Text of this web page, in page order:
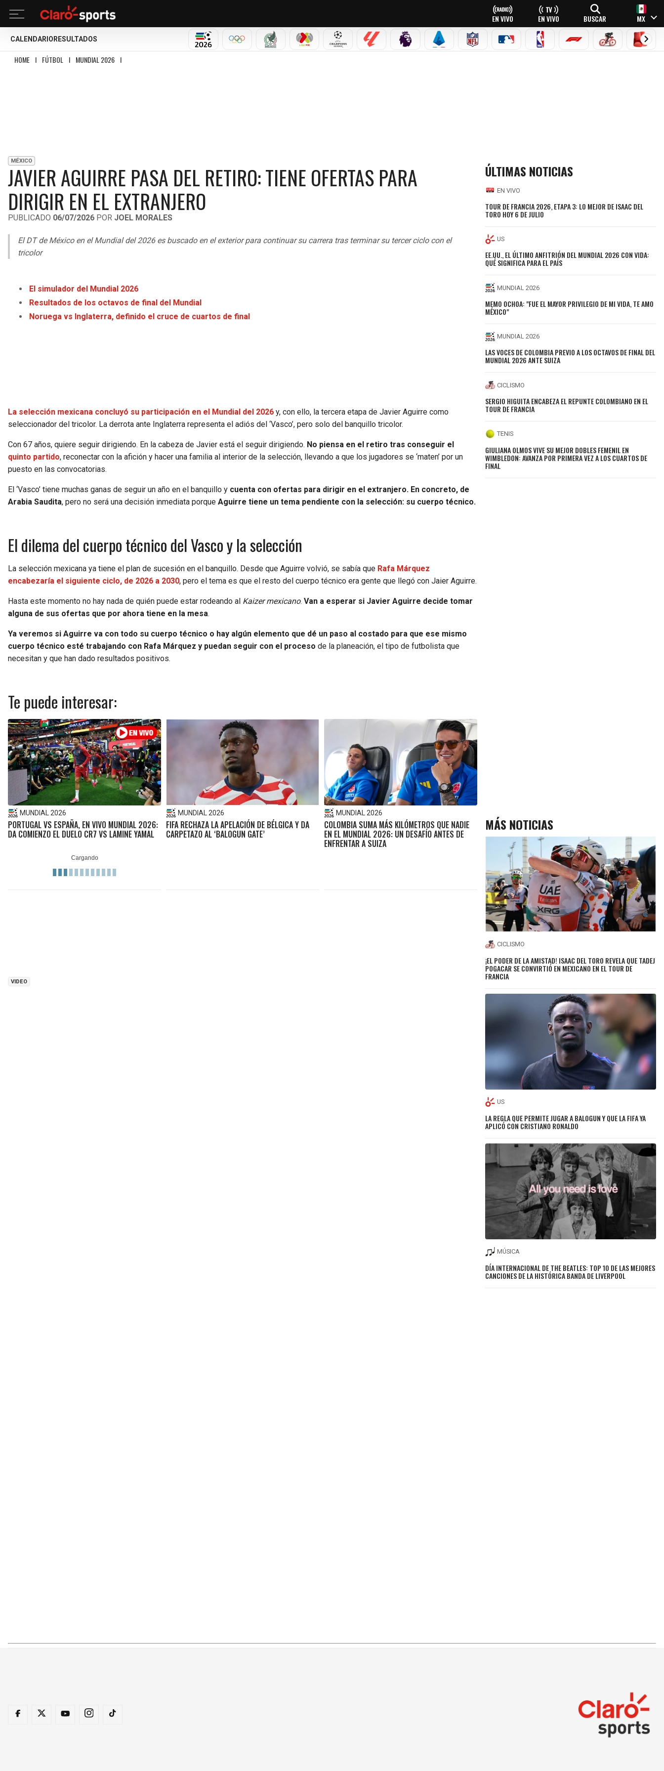
EN VIVO EN VIVO BUSCAR MX
CALENDARIO RESULTADOS
MUNDIAL 2026OLÍMPICOSSELECCIÓN MEXICANA
LIGA MX CHAMPIONS LEAGUE
LALIGA PREMIER LEAGUE
SERIE A NFL MLB NBA FÓRMULA 1CICLISMOBOXEO
HOME I FÚTBOL I MUNDIAL 2026 I
MÉXICO
JAVIER AGUIRRE PASA DEL RETIRO: TIENE OFERTAS PARA
DIRIGIR EN EL EXTRANJERO
PUBLICADO 06/07/2026 POR JOEL MORALES
El DT de México en el Mundial del 2026 es buscado en el exterior para continuar su carrera tras terminar su tercer ciclo con el
tricolor
El simulador del Mundial 2026
Resultados de los octavos de final del Mundial
Noruega vs Inglaterra, definido el cruce de cuartos de final
La selección mexicana concluyó su participación en el Mundial del 2026 y, con ello, la tercera etapa de Javier Aguirre como
seleccionador del tricolor. La derrota ante Inglaterra representa el adiós del ‘Vasco’, pero solo del banquillo tricolor.
Con 67 años, quiere seguir dirigiendo. En la cabeza de Javier está el seguir dirigiendo. No piensa en el retiro tras conseguir el
quinto partido, reconectar con la afición y hacer una familia al interior de la selección, llevando a que los jugadores se ‘maten’ por un
puesto en las convocatorias.
El ‘Vasco’ tiene muchas ganas de seguir un año en el banquillo y cuenta con ofertas para dirigir en el extranjero. En concreto, de
Arabia Saudita, pero no será una decisión inmediata porque Aguirre tiene un tema pendiente con la selección: su cuerpo técnico.
El dilema del cuerpo técnico del Vasco y la selección
La selección mexicana ya tiene el plan de sucesión en el banquillo. Desde que Aguirre volvió, se sabía que Rafa Márquez
encabezaría el siguiente ciclo, de 2026 a 2030, pero el tema es que el resto del cuerpo técnico era gente que llegó con Jaier Aguirre.
Hasta este momento no hay nada de quién puede estar rodeando al Kaizer mexicano. Van a esperar si Javier Aguirre decide tomar
alguna de sus ofertas que por ahora tiene en la mesa.
Ya veremos si Aguirre va con todo su cuerpo técnico o hay algún elemento que dé un paso al costado para que ese mismo
cuerpo técnico esté trabajando con Rafa Márquez y puedan seguir con el proceso de la planeación, el tipo de futbolista que
necesitan y que han dado resultados positivos.
Te puede interesar:
MUNDIAL 2026
PORTUGAL VS ESPAÑA, EN VIVO MUNDIAL 2026:
DA COMIENZO EL DUELO CR7 VS LAMINE YAMAL
MUNDIAL 2026
FIFA RECHAZA LA APELACIÓN DE BÉLGICA Y DA
CARPETAZO AL ‘BALOGUN GATE’
MUNDIAL 2026
COLOMBIA SUMA MÁS KILÓMETROS QUE NADIE
EN EL MUNDIAL 2026: UN DESAFÍO ANTES DE
ENFRENTAR A SUIZA
VIDEO
ÚLTIMAS NOTICIAS
EN VIVO
TOUR DE FRANCIA 2026, ETAPA 3: LO MEJOR DE ISAAC DEL
TORO HOY 6 DE JULIO
US
EE.UU., EL ÚLTIMO ANFITRIÓN DEL MUNDIAL 2026 CON VIDA:
QUÉ SIGNIFICA PARA EL PAÍS
MUNDIAL 2026
MEMO OCHOA: "FUE EL MAYOR PRIVILEGIO DE MI VIDA, TE AMO
MÉXICO"
MUNDIAL 2026
LAS VOCES DE COLOMBIA PREVIO A LOS OCTAVOS DE FINAL DEL
MUNDIAL 2026 ANTE SUIZA
CICLISMO
SERGIO HIGUITA ENCABEZA EL REPUNTE COLOMBIANO EN EL
TOUR DE FRANCIA
TENIS
GIULIANA OLMOS VIVE SU MEJOR DOBLES FEMENIL EN
WIMBLEDON: AVANZA POR PRIMERA VEZ A LOS CUARTOS DE
FINAL
MÁS NOTICIAS
CICLISMO
¡EL PODER DE LA AMISTAD! ISAAC DEL TORO REVELA QUE TADEJ
POGACAR SE CONVIRTIÓ EN MEXICANO EN EL TOUR DE
FRANCIA
US
LA REGLA QUE PERMITE JUGAR A BALOGUN Y QUE LA FIFA YA
APLICÓ CON CRISTIANO RONALDO
MÚSICA
DÍA INTERNACIONAL DE THE BEATLES: TOP 10 DE LAS MEJORES
CANCIONES DE LA HISTÓRICA BANDA DE LIVERPOOL